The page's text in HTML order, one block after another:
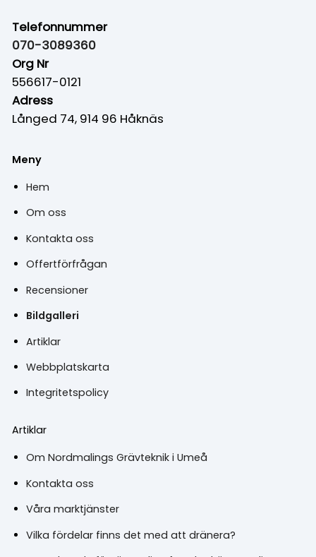
Telefonnummer
070-3089360
Org Nr
556617-0121
Adress
Långed 74, 914 96 Håknäs
Meny
Hem
Om oss
Kontakta oss
Offertförfrågan
Recensioner
Bildgalleri
Artiklar
Webbplatskarta
Integritetspolicy
Artiklar
Om Nordmalings Grävteknik i Umeå
Kontakta oss
Våra marktjänster
Vilka fördelar finns det med att dränera?